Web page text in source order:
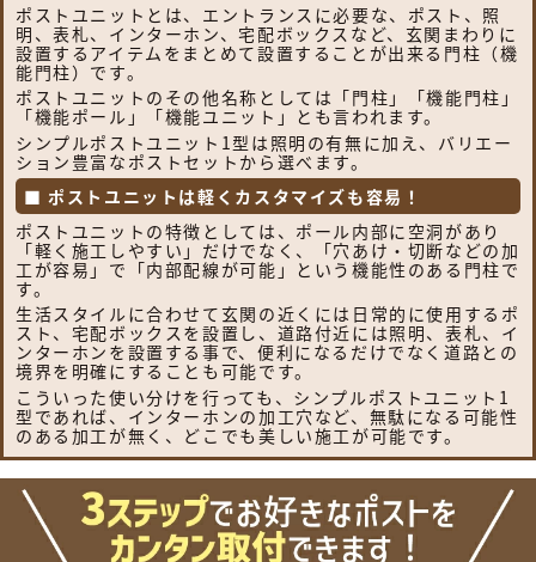
ポストユニットとは、エントランスに必要な、ポスト、照
明、表札、インターホン、宅配ボックスなど、玄関まわりに
設置するアイテムをまとめて設置することが出来る門柱（機
能門柱）です。
ポストユニットのその他名称としては「門柱」「機能門柱」
「機能ポール」「機能ユニット」とも言われます。
シンプルポストユニット1型は照明の有無に加え、バリエー
ション豊富なポストセットから選べます。
■ ポストユニットは軽くカスタマイズも容易！
ポストユニットの特徴としては、ポール内部に空洞があり
「軽く施工しやすい」だけでなく、「穴あけ・切断などの加
工が容易」で「内部配線が可能」という機能性のある門柱で
す。
生活スタイルに合わせて玄関の近くには日常的に使用するポ
スト、宅配ボックスを設置し、道路付近には照明、表札、イ
ンターホンを設置する事で、便利になるだけでなく道路との
境界を明確にすることも可能です。
こういった使い分けを行っても、シンプルポストユニット1
型であれば、インターホンの加工穴など、無駄になる可能性
のある加工が無く、どこでも美しい施工が可能です。